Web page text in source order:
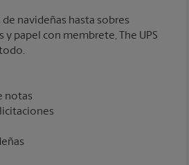
navideñas hasta sobres
y papel con membrete, The UPS
notas